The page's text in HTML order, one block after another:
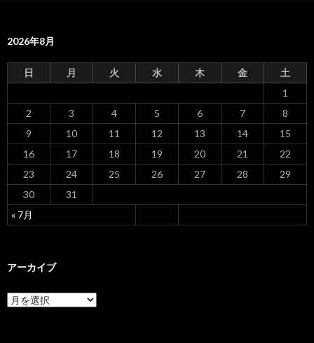
シ
ョ
ン
2026年8月
日 月 火 水 木 金 土
« 7月
1
2
3 4 5 6 7
8
9
10 11 12 13 14
15
16
17 18 19 20 21
22
23
24 25 26 27 28
29
30
31
アーカイブ
ア
ー